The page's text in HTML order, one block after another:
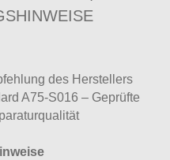
des Herstellers
A75-S016 – Geprüfte